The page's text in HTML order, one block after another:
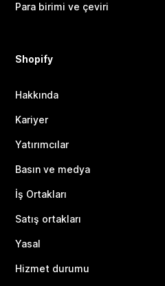
Para birimi ve çeviri
Shopify
Hakkında
Kariyer
Yatırımcılar
Basın ve medya
İş Ortakları
Satış ortakları
Yasal
Hizmet durumu